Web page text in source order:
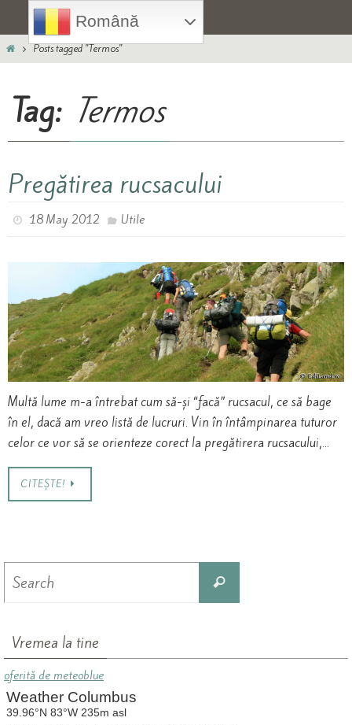
content
HomePosts tagged "Termos"
Tag: Termos
Pregătirea rucsacului
18 May 2012 Utile
Multă lume m-a întrebat cum să-și “facă” rucsacul, ce să bage
în el, dacă am vreo listă de lucruri. Vin în întâmpinarea tuturor
celor ce vor să se orienteze corect la pregătirera rucsacului,…
CITEȘTE!
Search
Vremea la tine
oferită de meteoblue
Română